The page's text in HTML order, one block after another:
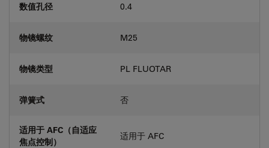
数值孔径 0.4
物镜螺纹 M25
物镜类型 PL FLUOTAR
弹簧式 否
适用于 AFC（自适应
焦点控制）
适用于 AFC